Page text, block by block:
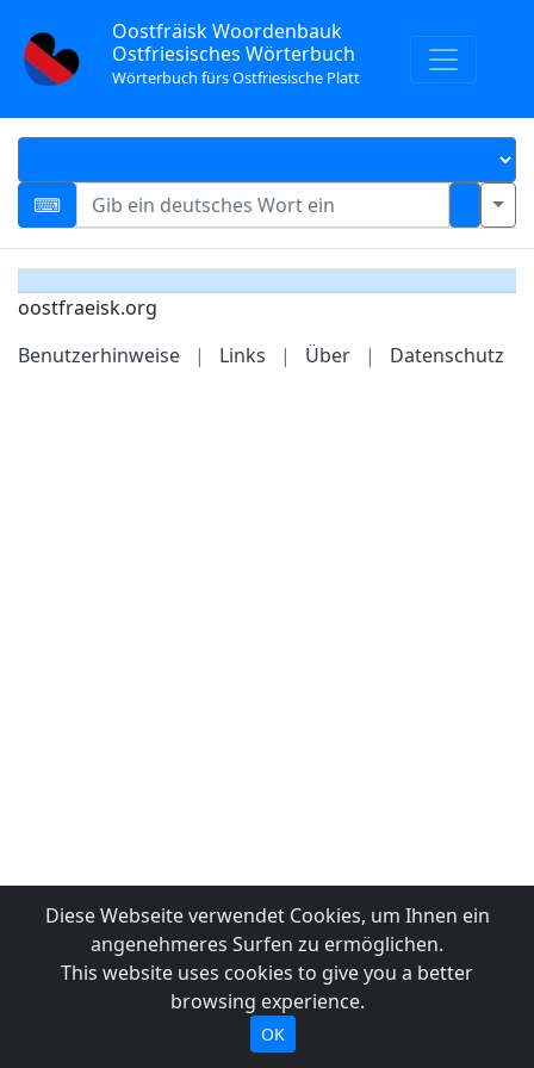
Oostfräisk Woordenbauk
Ostfriesisches Wörterbuch
Wörterbuch fürs Ostfriesische Platt
oostfraeisk.org
Benutzerhinweise
| Links | Über | Datenschutz
Diese Webseite verwendet Cookies, um Ihnen ein
angenehmeres Surfen zu ermöglichen.
This website uses cookies to give you a better
browsing experience.
OK